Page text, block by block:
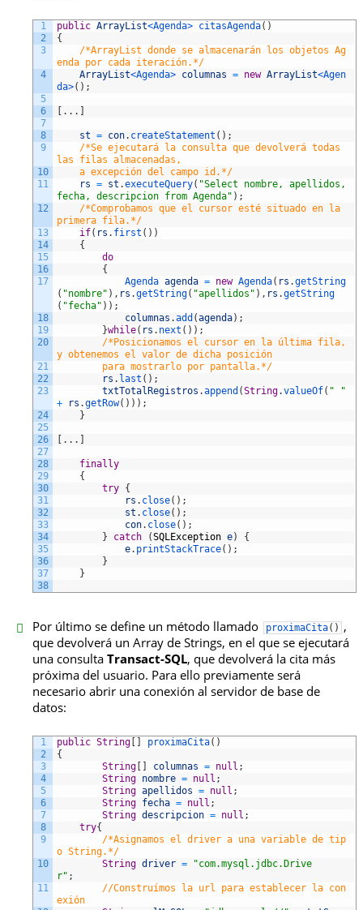
1
2
3
4
5
6
7
8
9
10
11
12
13
14
15
16
17
18
19
20
21
22
23
24
25
26
27
28
29
30
31
32
33
34
35
36
37
38
public ArrayList<Agenda> citasAgenda( )
{
/*ArrayList donde se almacenarán los objetos Ag
enda por cada iteración.*/
ArrayList<Agenda> columnas = new ArrayList<Agen
da>( ) ;
[ . . . ]
st = con. createStatement ( ) ;
/*Se ejecutará la consulta que devolverá todas
las filas almacenadas,
a excepción del campo id.*/
rs = st .executeQuery( "Select nombre, apellidos,
fecha, descripcion from Agenda" ) ;
/*Comprobamos que el cursor esté situado en la
primera fila.*/
if( rs . first ( ) )
{
do
{
Agenda agenda = new Agenda( rs .getString
( "nombre" ) , rs .getString( "apellidos" ) , rs .getString
( "fecha" ) ) ;
columnas .add (agenda) ;
}while( rs . next ( ) ) ;
/*Posicionamos el cursor en la última fila,
y obtenemos el valor de dicha posición
para mostrarlo por pantalla.*/
rs . last ( ) ;
txtTotalRegistros .append (String.valueOf( " "
+
rs .getRow( ) ) ) ;
}
[ . . . ]
finally
{
try {
rs . close( ) ;
st . close( ) ;
con. close( ) ;
}
catch (SQLException e)
{
e. printStackTrace( ) ;
}
}
Por último se define un método llamado proximaCita( ) ,
que devolverá un Array de Strings, en el que se ejecutará
una consultaTransact-SQL, que devolverá la cita más
próxima del usuario. Para ello previamente será
necesario abrir una conexión al servidor de base de
datos:
1
2
3
4
5
6
7
8
9
10
11
public String [ ] proximaCita( )
{
String [ ] columnas = null ;
String nombre = null ;
String apellidos = null ;
String fecha = null ;
String descripcion = null ;
try{
/*Asignamos el driver a una variable de tip
o String.*/
String driver =
"com.mysql.jdbc.Drive
r" ;
//Construímos la url para establecer la con
exión